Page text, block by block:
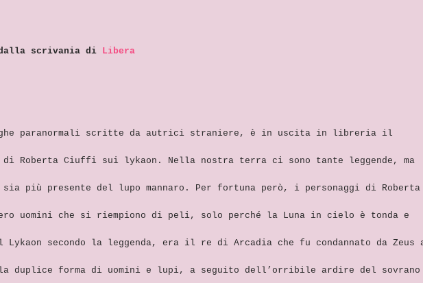
scrivania di Libera
paranormali scritte da autrici straniere, è in uscita in libreria il
di Roberta Ciuffi sui lykaon. Nella nostra terra ci sono tante leggende, ma
sia più presente del lupo mannaro. Per fortuna però, i personaggi di Roberta
uomini che si riempiono di peli, solo perché la Luna in cielo è tonda e
Lykaon secondo la leggenda, era il re di Arcadia che fu condannato da Zeus
duplice forma di uomini e lupi, a seguito dell’orribile ardire del sovrano